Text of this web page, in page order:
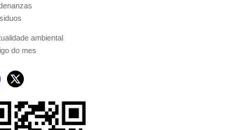
ambiental
do mes